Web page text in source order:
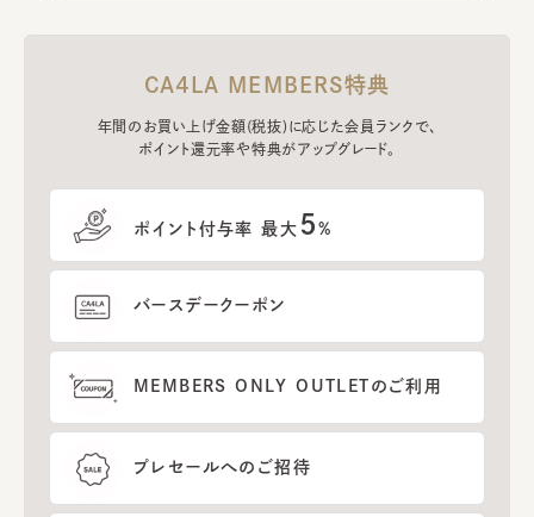
CA4LA MEMBERS特典
年間のお買い上げ金額(税抜)に応じた会員ランクで、
ポイント還元率や特典がアップグレード。
ポイント付与率 最大 5%
バースデークーポン
MEMBERS ONLY OUTLETのご利用
プレセールへのご招待